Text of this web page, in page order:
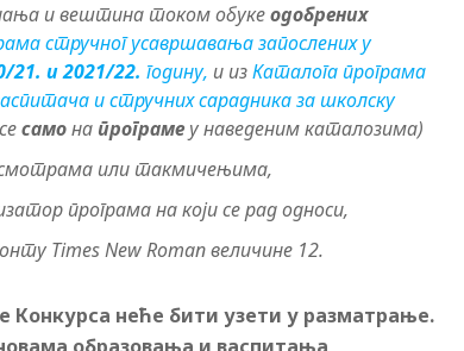
и вештина током обукеодобрених
стручног усавршавања запослених у
21. и 2021/22. годину, и изКаталога програма
и стручних сарадника за школску
самона програмеу наведеним каталозима)
смотрама или такмичењима,
програма на који се рад односи,
Times New Roman величине 12.
Конкурса неће бити узети у разматрање.